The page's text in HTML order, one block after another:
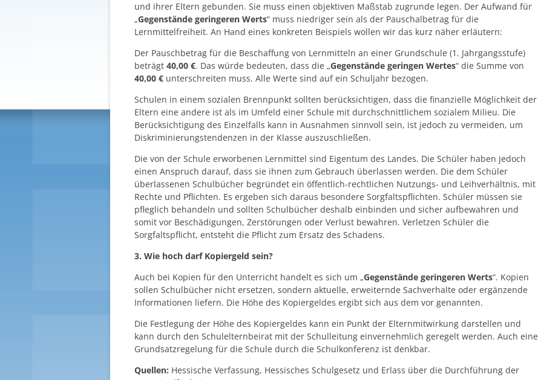
und ihrer Eltern gebunden. Sie muss einen objektiven Maßstab zugrunde legen. Der Aufwand für
„Gegenstände geringeren Werts“ muss niedriger sein als der Pauschalbetrag für die
Lernmittelfreiheit. An Hand eines konkreten Beispiels wollen wir das kurz näher erläutern:
Der Pauschbetrag für die Beschaffung von Lernmitteln an einer Grundschule (1. Jahrgangsstufe)
beträgt 40,00 €. Das würde bedeuten, dass die „Gegenstände geringen Wertes“ die Summe von
40,00 € unterschreiten muss. Alle Werte sind auf ein Schuljahr bezogen.
Schulen in einem sozialen Brennpunkt sollten berücksichtigen, dass die finanzielle Möglichkeit der
Eltern eine andere ist als im Umfeld einer Schule mit durchschnittlichem sozialem Milieu. Die
Berücksichtigung des Einzelfalls kann in Ausnahmen sinnvoll sein, ist jedoch zu vermeiden, um
Diskriminierungstendenzen in der Klasse auszuschließen.
Die von der Schule erworbenen Lernmittel sind Eigentum des Landes. Die Schüler haben jedoch
einen Anspruch darauf, dass sie ihnen zum Gebrauch überlassen werden. Die dem Schüler
überlassenen Schulbücher begründet ein öffentlich-rechtlichen Nutzungs- und Leihverhältnis, mit
Rechte und Pflichten. Es ergeben sich daraus besondere Sorgfaltspflichten. Schüler müssen sie
pfleglich behandeln und sollten Schulbücher deshalb einbinden und sicher aufbewahren und
somit vor Beschädigungen, Zerstörungen oder Verlust bewahren. Verletzen Schüler die
Sorgfaltspflicht, entsteht die Pflicht zum Ersatz des Schadens.
3. Wie hoch darf Kopiergeld sein?
Auch bei Kopien für den Unterricht handelt es sich um „Gegenstände geringeren Werts“. Kopien
sollen Schulbücher nicht ersetzen, sondern aktuelle, erweiternde Sachverhalte oder ergänzende
Informationen liefern. Die Höhe des Kopiergeldes ergibt sich aus dem vor genannten.
Die Festlegung der Höhe des Kopiergeldes kann ein Punkt der Elternmitwirkung darstellen und
kann durch den Schulelternbeirat mit der Schulleitung einvernehmlich geregelt werden. Auch eine
Grundsatzregelung für die Schule durch die Schulkonferenz ist denkbar.
Quellen: Hessische Verfassung, Hessisches Schulgesetz und Erlass über die Durchführung der